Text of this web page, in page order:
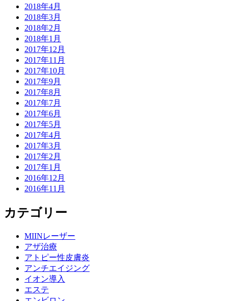
2018年4月
2018年3月
2018年2月
2018年1月
2017年12月
2017年11月
2017年10月
2017年9月
2017年8月
2017年7月
2017年6月
2017年5月
2017年4月
2017年3月
2017年2月
2017年1月
2016年12月
2016年11月
カテゴリー
MIINレーザー
アザ治療
アトピー性皮膚炎
アンチエイジング
イオン導入
エステ